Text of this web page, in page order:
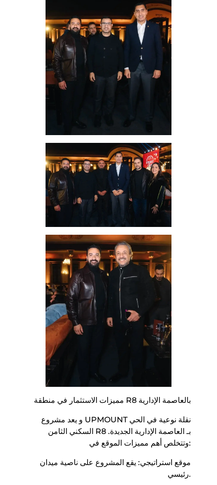
مميزات الاستثمار في منطقة R8 بالعاصمة الإدارية
​و يعد مشروع UPMOUNT نقلة نوعية في الحي
السكني الثامن R8 بـ العاصمة الإدارية الجديدة.
وتتخلص أهم مميزات الموقع في:
​موقع استراتيجي: يقع المشروع على ناصية ميدان
رئيسي.